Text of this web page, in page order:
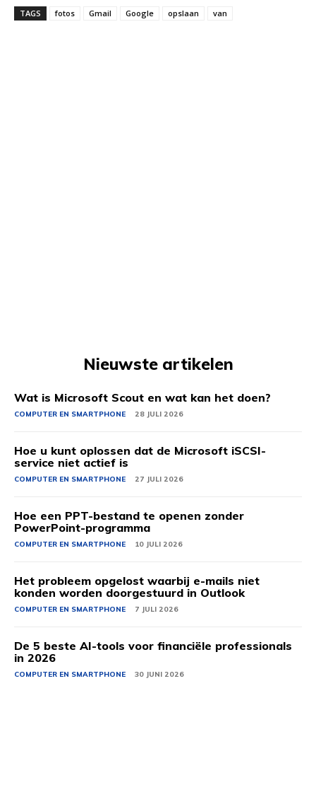
TAGS fotos Gmail Google opslaan van
Nieuwste artikelen
Wat is Microsoft Scout en wat kan het doen?
COMPUTER EN SMARTPHONE 28 JULI 2026
Hoe u kunt oplossen dat de Microsoft iSCSI-
service niet actief is
COMPUTER EN SMARTPHONE 27 JULI 2026
Hoe een PPT-bestand te openen zonder
PowerPoint-programma
COMPUTER EN SMARTPHONE 10 JULI 2026
Het probleem opgelost waarbij e-mails niet
konden worden doorgestuurd in Outlook
COMPUTER EN SMARTPHONE 7 JULI 2026
De 5 beste AI-tools voor financiële professionals
in 2026
COMPUTER EN SMARTPHONE 30 JUNI 2026